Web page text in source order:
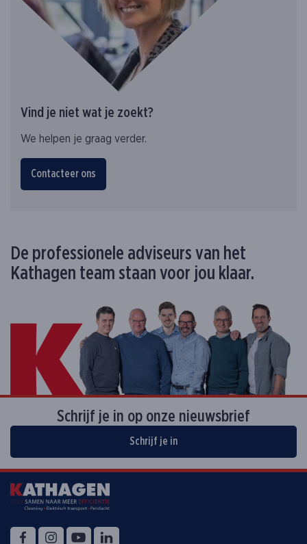
Vind je niet wat je zoekt?
We helpen je graag verder.
Contacteer ons
De professionele adviseurs van het
Kathagen team staan voor jou klaar.
Schrijf je in op onze nieuwsbrief
Schrijf je in
Volg ons op
FacebookInstagramYouTube